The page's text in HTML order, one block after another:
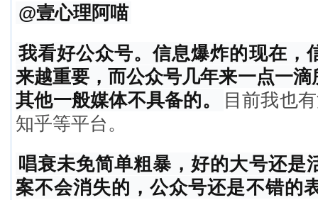
@壹心理阿喵
我看好公众号。信息爆炸的现在，
来越重要，而公众号几年来一点一
其他一般媒体不具备的。
目前我也
知乎等平台。
唱衰未免简单粗暴，好的大号还是
案不会消失的，公众号还是不错的